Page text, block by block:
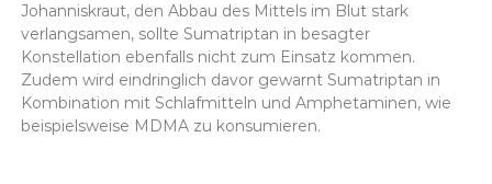
Johanniskraut, den Abbau des Mittels im Blut stark
verlangsamen, sollte Sumatriptan in besagter
Konstellation ebenfalls nicht zum Einsatz kommen.
Zudem wird eindringlich davor gewarnt Sumatriptan in
Kombination mit Schlafmitteln und Amphetaminen, wie
beispielsweise MDMA zu konsumieren.